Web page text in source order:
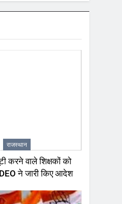
राजस्थान
करने वाले शिक्षकों को
ने जारी किए आदेश